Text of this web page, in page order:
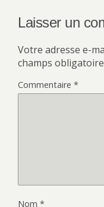
Laisser un
Votre adresse e-
champs
Commentaire *
Nom *